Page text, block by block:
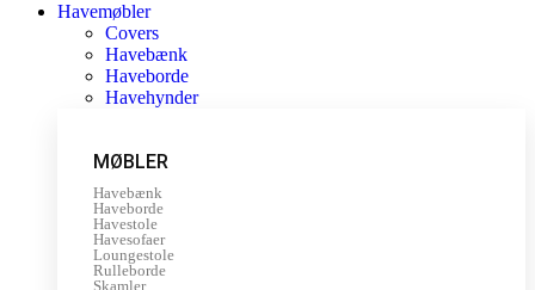
Havemøbler
Covers
Havebænk
Haveborde
Havehynder
MØBLER
Havebænk
Haveborde
Havestole
Havesofaer
Loungestole
Rulleborde
Skamler